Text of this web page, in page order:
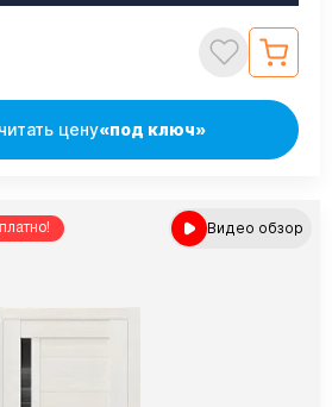
цену«под ключ»
Видео обзор